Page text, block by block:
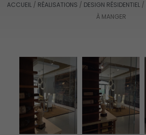
ACCUEIL/ RÉALISATIONS / DESIGN RÉSIDENTIEL/
À MANGER